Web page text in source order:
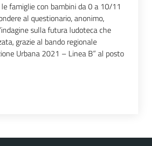
famiglie con bambini da 0 a 10/11
al questionario, anonimo,
sulla futura ludoteca che
grazie al bando regionale
Urbana 2021 – Linea B” al posto